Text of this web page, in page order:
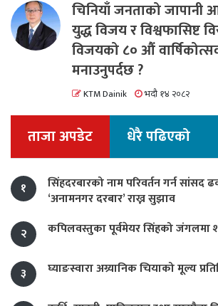
चिनियाँ जनताको जापानी
युद्ध विजय र विश्वफासिष्ट
विजयको ८० औं
मनाउनुपर्दछ ?
KTM Dainik भदौ १४ २०८२
ताजा अपडेट धेरै पढिएको
१
सिंहदरबारको नाम परिवर्तन गर्न सांसद
‘अनामनगर दरबार’ राख्न सुझाव
२
कपिलवस्तुका पूर्वमेयर सिंहको जंगलमा
३ घ्याङस्वारा अग्र्यानिक चियाको मूल्य